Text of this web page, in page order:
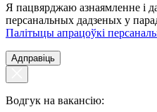
Я пацвярджаю азнаямленне і
персанальных дадзеных у
Палітыцы апрацоўкі
Адправіць
Водгук на вакансію: